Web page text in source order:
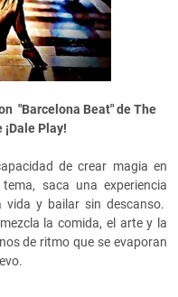
"Barcelona Beat" de The
Play!
de crear magia en
saca una experiencia
y bailar sin descanso.
la comida, el arte y la
de ritmo que se evaporan